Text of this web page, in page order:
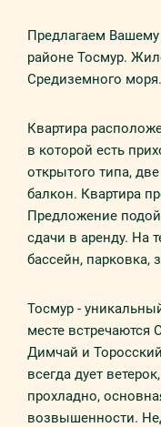
Предлагаем
районе Тосмур.
Средиземного моря.
Квартира
в которой есть
открытого типа,
балкон. Квартира
Предложение
сдачи в аренду. На
бассейн, парковка,
Тосмур -
месте встречаются
Димчай и
всегда дует
прохладно,
возвышенности.